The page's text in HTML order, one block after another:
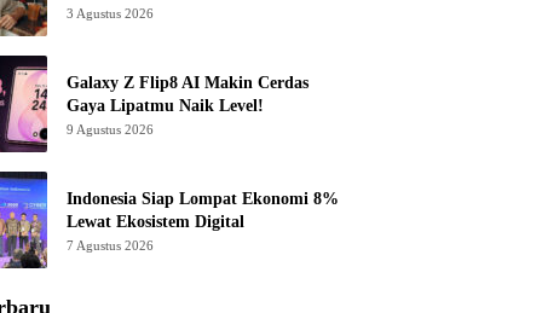
3 Agustus 2026
Galaxy Z Flip8 AI Makin Cerdas
Gaya Lipatmu Naik Level!
9 Agustus 2026
Indonesia Siap Lompat Ekonomi 8%
Lewat Ekosistem Digital
7 Agustus 2026